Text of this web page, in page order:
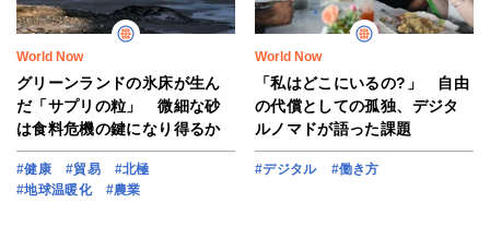
World Now
グリーンランドの氷床が生ん
だ「サプリの粒」 微細な砂
は食料危機の鍵になり得るか
#健康 #貿易
#北極
#地球温暖化
#農業
World Now
「私はどこにいるの?」 自由
の代償としての孤独、デジタ
ルノマドが語った課題
#デジタル #働き方